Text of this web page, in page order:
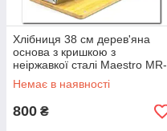
Хлібниця 38 см дерев'яна
основа з кришкою з
неіржавкої сталі Maestro MR-
1672S
Немає в наявності
800 ₴